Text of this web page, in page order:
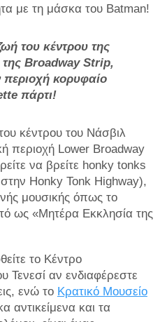
με τη μάσκα του Batman!
του κέντρου της
της Broadway Strip,
περιοχή κορυφαίο
πάρτι!
κέντρου του Νάσβιλ
περιοχή Lower Broadway
να βρείτε honky tonks
Honky Tonk Highway),
μουσικής όπως το
ως «Μητέρα Εκκλησία της
το Κέντρο
Τενεσί αν ενδιαφέρεστε
ενώ το Κρατικό Μουσείο
αντικείμενα και τα